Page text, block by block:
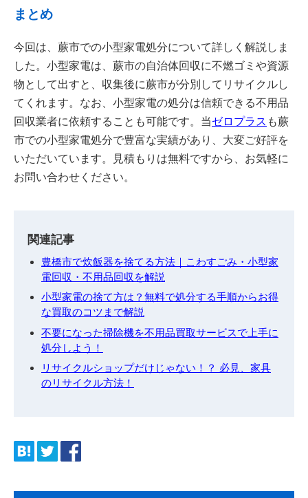
まとめ
今回は、蕨市での小型家電処分について詳しく解説しま
した。小型家電は、蕨市の自治体回収に不燃ゴミや資源
物として出すと、収集後に蕨市が分別してリサイクルし
てくれます。なお、小型家電の処分は信頼できる不用品
回収業者に依頼することも可能です。当ゼロプラス も蕨
市での小型家電処分で豊富な実績があり、大変ご好評を
いただいています。見積もりは無料ですから、お気軽に
お問い合わせください。
関連記事
豊橋市で炊飯器を捨てる方法｜こわすごみ・小型家
電回収・不用品回収を解説
小型家電の捨て方は？無料で処分する手順からお得
な買取のコツまで解説
不要になった掃除機を不用品買取サービスで上手に
処分しよう！
リサイクルショップだけじゃない！？ 必見、家具
のリサイクル方法！